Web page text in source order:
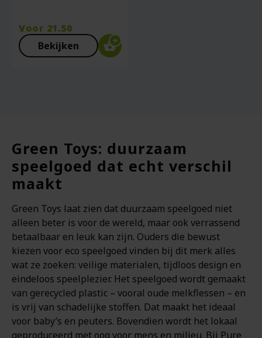
Voor 21.50
Bekijken
Green Toys: duurzaam
speelgoed dat echt verschil
maakt
Green Toys laat zien dat duurzaam speelgoed niet
alleen beter is voor de wereld, maar ook verrassend
betaalbaar en leuk kan zijn. Ouders die bewust
kiezen voor eco speelgoed vinden bij dit merk alles
wat ze zoeken: veilige materialen, tijdloos design en
eindeloos speelplezier. Het speelgoed wordt gemaakt
van gerecycled plastic – vooral oude melkflessen – en
is vrij van schadelijke stoffen. Dat maakt het ideaal
voor baby’s en peuters. Bovendien wordt het lokaal
geproduceerd met oog voor mens en milieu. Bij Pure